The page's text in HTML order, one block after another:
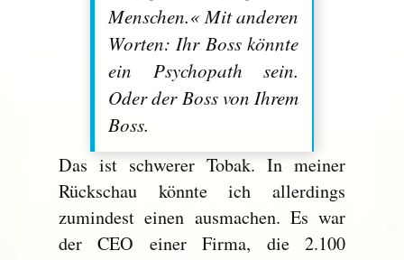
Menschen.« Mit anderen
Worten: Ihr Boss könnte
ein Psychopath sein.
Oder der Boss von Ihrem
Boss.
Das ist schwerer Tobak. In meiner
Rückschau könnte ich allerdings
zumindest einen ausmachen. Es war
der CEO einer Firma, die 2.100